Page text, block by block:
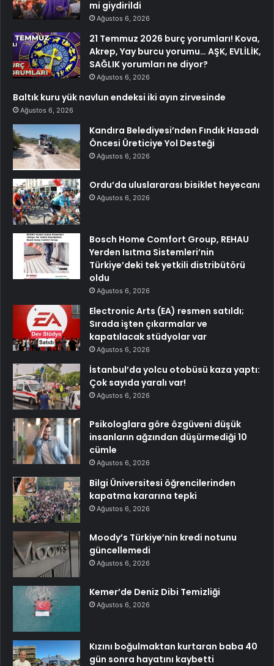
mi giydirildi
Ağustos 6, 2026
21 Temmuz 2026 burç yorumları! Kova,
Akrep, Yay burcu yorumu… AŞK, EVLİLİK,
SAĞLIK yorumları ne diyor?
Ağustos 6, 2026
Baltık kuru yük navlun endeksi iki ayın zirvesinde
Ağustos 6, 2026
Kandıra Belediyesi’nden Fındık Hasadı
Öncesi Üreticiye Yol Desteği
Ağustos 6, 2026
Ordu’da uluslararası bisiklet heyecanı
Ağustos 6, 2026
Bosch Home Comfort Group, REHAU
Yerden Isıtma Sistemleri’nin
Türkiye’deki tek yetkili distribütörü
oldu
Ağustos 6, 2026
Electronic Arts (EA) resmen satıldı;
Sırada işten çıkarmalar ve
kapatılacak stüdyolar var
Ağustos 6, 2026
İstanbul’da yolcu otobüsü kaza yaptı:
Çok sayıda yaralı var!
Ağustos 6, 2026
Psikologlara göre özgüveni düşük
insanların ağzından düşürmediği 10
cümle
Ağustos 6, 2026
Bilgi Üniversitesi öğrencilerinden
kapatma kararına tepki
Ağustos 6, 2026
Moody’s Türkiye’nin kredi notunu
güncellemedi
Ağustos 6, 2026
Kemer’de Deniz Dibi Temizliği
Ağustos 6, 2026
Kızını boğulmaktan kurtaran baba 40
gün sonra hayatını kaybetti